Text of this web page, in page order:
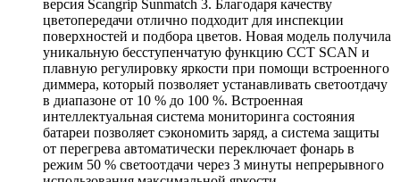
версия Scangrip Sunmatch 3. Благодаря качеству
цветопередачи отлично подходит для инспекции
поверхностей и подбора цветов. Новая модель получила
уникальную бесступенчатую функцию CCT SCAN и
плавную регулировку яркости при помощи встроенного
диммера, который позволяет устанавливать светоотдачу
в диапазоне от 10 % до 100 %. Встроенная
интеллектуальная система мониторинга состояния
батареи позволяет сэкономить заряд, а система защиты
от перегрева автоматически переключает фонарь в
режим 50 % светоотдачи через 3 минуты непрерывного